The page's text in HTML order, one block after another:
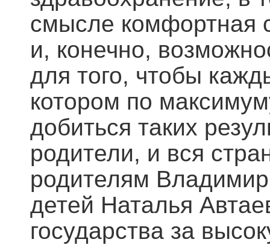
смысле комфортная
и, конечно,
для того, чтобы
котором по
добиться таких
родители, и вся
родителям
детей Наталья
государства за